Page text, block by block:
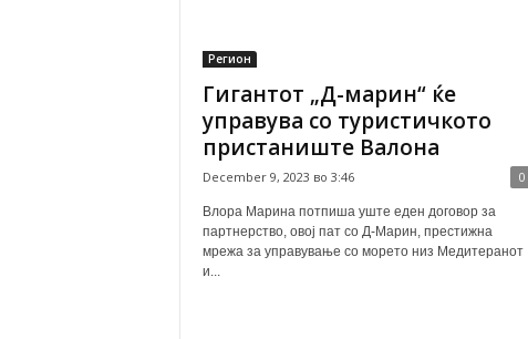
Регион
Гигантот „Д-марин“ ќе
управува со туристичкото
пристаниште Валона
December 9, 2023 во 3:46 0
Влора Марина потпиша уште еден договор за
партнерство, овој пат со Д-Марин, престижна
мрежа за управување со морето низ Медитеранот
и...